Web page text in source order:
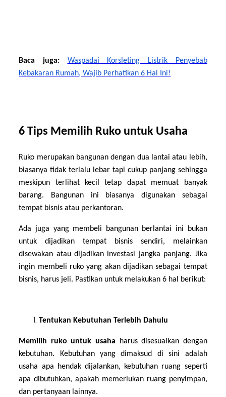
Baca juga: Waspadai Korsleting Listrik Penyebab
Kebakaran Rumah, Wajib Perhatikan 6 Hal Ini!
6 Tips Memilih Ruko untuk Usaha
Ruko merupakan bangunan dengan dua lantai atau lebih,
biasanya tidak terlalu lebar tapi cukup panjang sehingga
meskipun terlihat kecil tetap dapat memuat banyak
barang. Bangunan ini biasanya digunakan sebagai
tempat bisnis atau perkantoran.
Ada juga yang membeli bangunan berlantai ini bukan
untuk dijadikan tempat bisnis sendiri, melainkan
disewakan atau dijadikan investasi jangka panjang. Jika
ingin membeli ruko yang akan dijadikan sebagai tempat
bisnis, harus jeli. Pastikan untuk melakukan 6 hal berikut:
Tentukan Kebutuhan Terlebih Dahulu
Memilih ruko untuk usaha harus disesuaikan dengan
kebutuhan. Kebutuhan yang dimaksud di sini adalah
usaha apa hendak dijalankan, kebutuhan ruang seperti
apa dibutuhkan, apakah memerlukan ruang penyimpan,
dan pertanyaan lainnya.